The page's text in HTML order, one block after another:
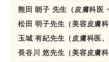
熊田 朗子 先生（皮膚科医
松田 明子先生（美容皮膚
玉城 有紀先生（皮膚科医、
長谷川 悠先生（美容皮膚科